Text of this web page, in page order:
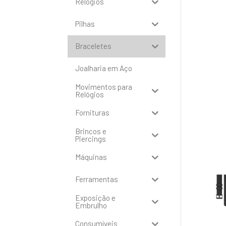
Pilhas
Braceletes
Joalharia em Aço
Movimentos para
Relógios
Fornituras
Brincos e
Piercings
Máquinas
Ferramentas
Exposição e
Embrulho
Consumíveis